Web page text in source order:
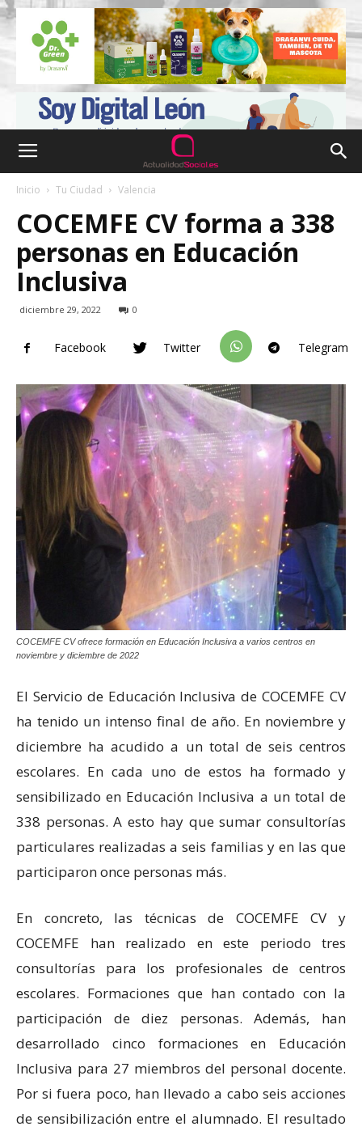
Inicio Tu Ciudad Valencia
COCEMFE CV forma a 338
personas en Educación
Inclusiva
diciembre 29, 2022 0
Facebook Twitter Telegram
COCEMFE CV ofrece formación en Educación Inclusiva a varios centros en
noviembre y diciembre de 2022
El Servicio de Educación Inclusiva de COCEMFE CV
ha tenido un intenso final de año. En noviembre y
diciembre ha acudido a un total de seis centros
escolares. En cada uno de estos ha formado y
sensibilizado en Educación Inclusiva a un total de
338 personas. A esto hay que sumar consultorías
particulares realizadas a seis familias y en las que
participaron once personas más.
En concreto, las técnicas de COCEMFE CV y
COCEMFE han realizado en este periodo tres
consultorías para los profesionales de centros
escolares. Formaciones que han contado con la
participación de diez personas. Además, han
desarrollado cinco formaciones en Educación
Inclusiva para 27 miembros del personal docente.
Por si fuera poco, han llevado a cabo seis acciones
de sensibilización entre el alumnado. El resultado